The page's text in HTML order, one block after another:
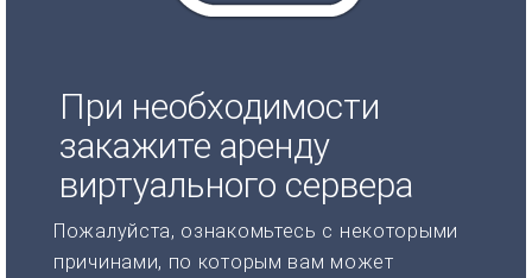
При необходимости
закажите аренду
виртуального сервера
Пожалуйста, ознакомьтесь с некоторыми
причинами, по которым вам может